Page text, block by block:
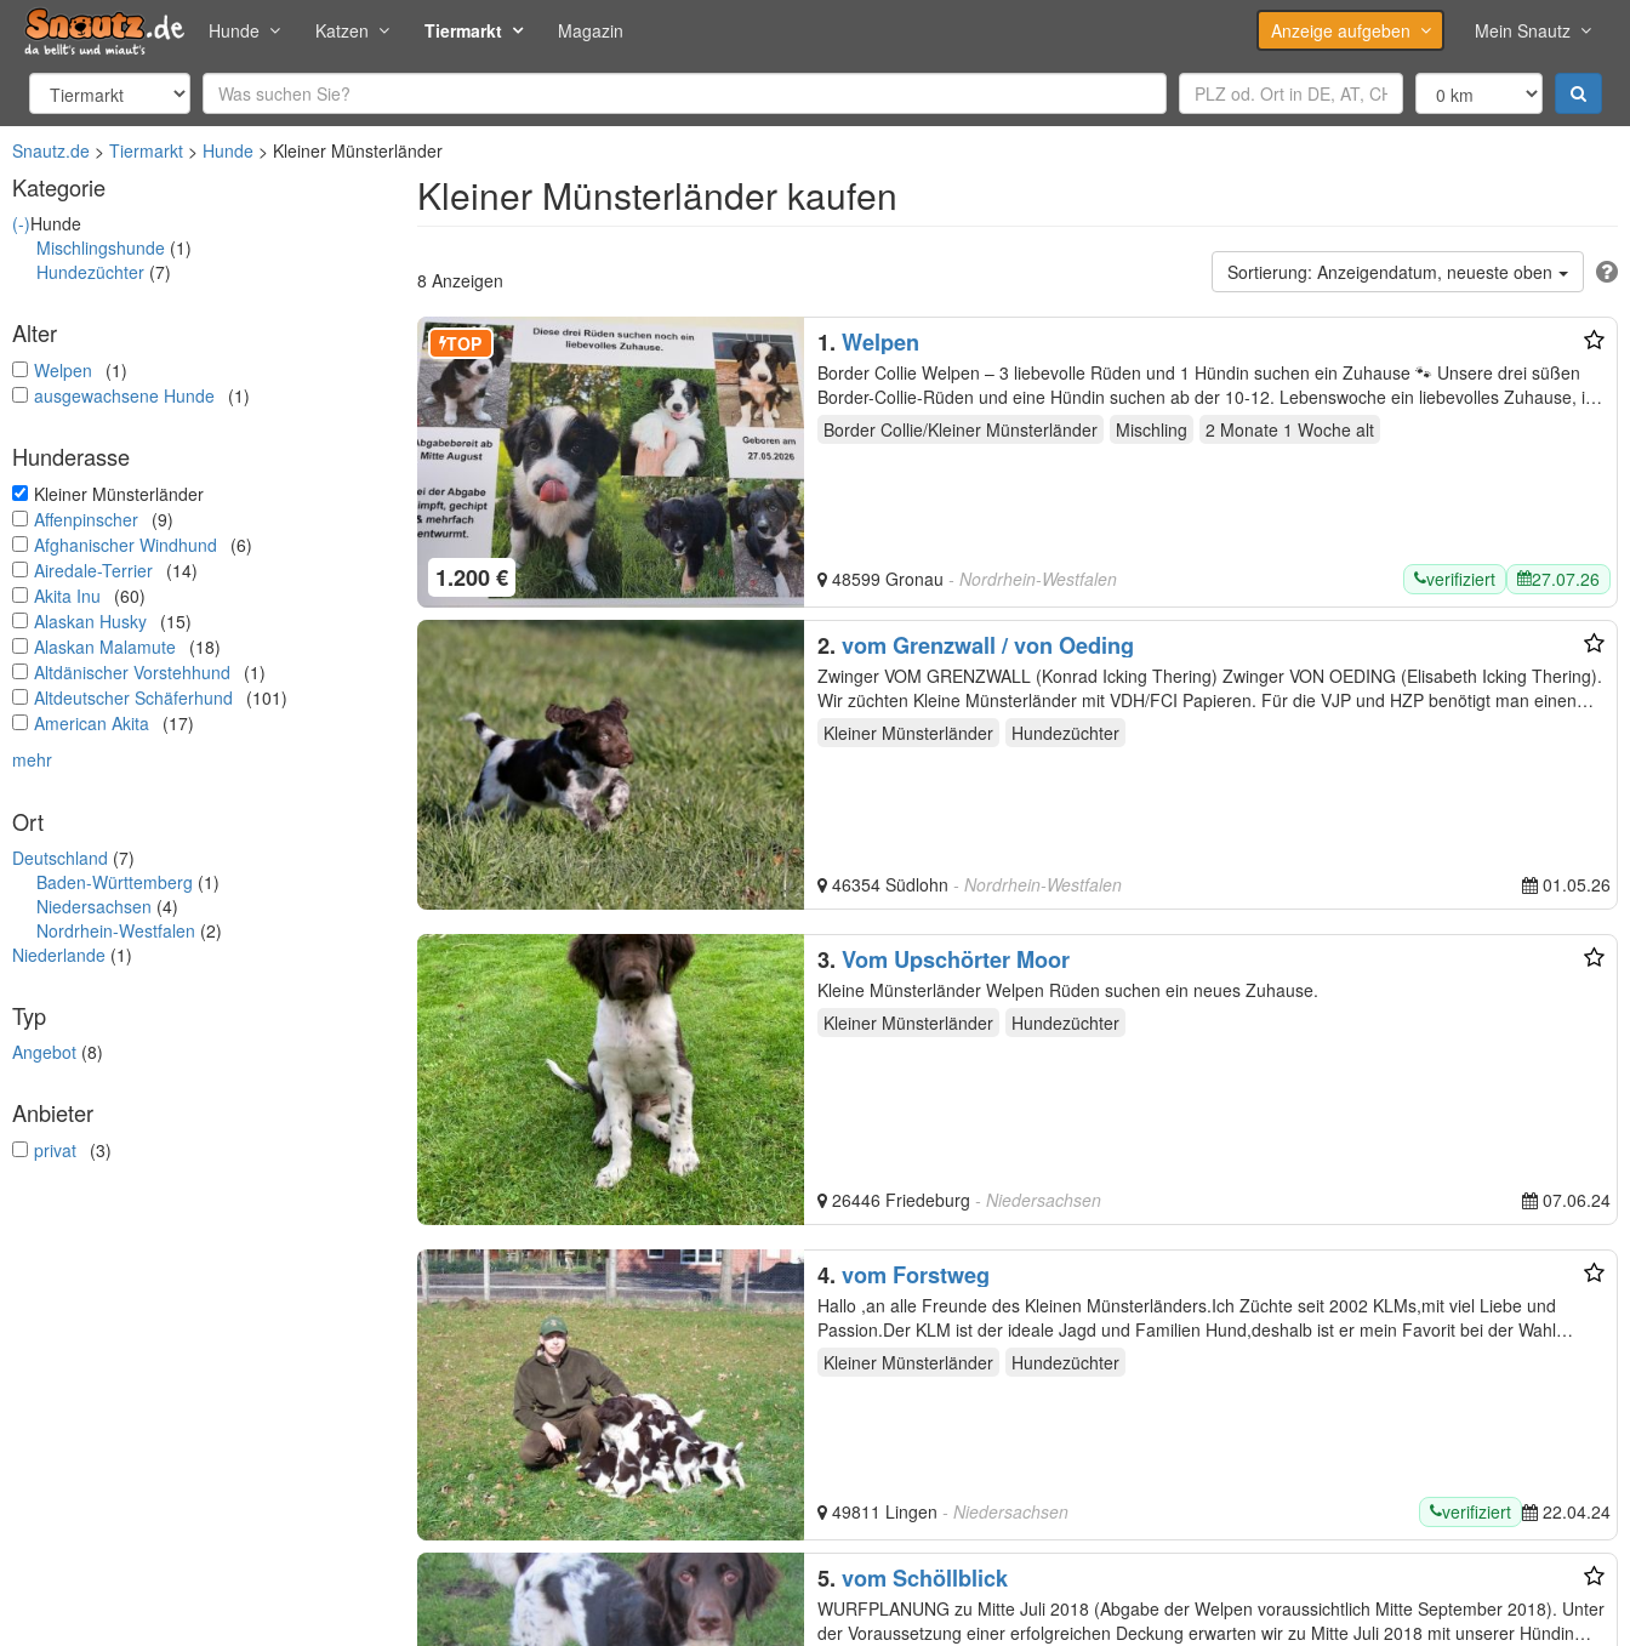
Hunde Katzen Tiermarkt Magazin Anzeige aufgeben Mein Snautz
Snautz.de Tiermarkt Hunde Kleiner Münsterländer
Kategorie
(-)Hunde
Mischlingshunde (1)
Hundezüchter (7)
Alter
undefined
Welpen
(1)
undefined
ausgewachsene Hunde (1)
Hunderasse
undefined
Kleiner Münsterländer
undefined
Affenpinscher (9)
undefined
Afghanischer Windhund
(6)
undefined
Airedale-Terrier (14)
undefined
Akita Inu
(60)
undefined
Alaskan Husky (15)
undefined
Alaskan Malamute (18)
undefined
Altdänischer Vorstehhund
(1)
undefined
Altdeutscher Schäferhund
(101)
undefined
American Akita (17)
mehr
Ort
Deutschland (7)
Baden-Württemberg (1)
Niedersachsen (4)
Nordrhein-Westfalen (2)
Niederlande (1)
Typ
Angebot (8)
Anbieter
undefined
privat (3)
Kleiner Münsterländer kaufen
Anzeigendatum, neueste oben
8 Anzeigen
1. Welpen
1.200 €
TOP
Border Collie Welpen – 3 liebevolle Rüden und 1 Hündin suchen ein Zuhause 🐾 Unsere drei süßen
Border-Collie-Rüden und eine Hündin suchen ab der 10-12. Lebenswoche ein liebevolles Zuhause, in
dem…
Border Collie/Kleiner Münsterländer Mischling 2 Monate 1 Woche alt
48599 Gronau - Nordrhein-Westfalen verifiziert 27.07.26
2. vom Grenzwall / von Oeding
Zwinger VOM GRENZWALL (Konrad Icking Thering) Zwinger VON OEDING (Elisabeth Icking Thering).
Wir züchten Kleine Münsterländer mit VDH/FCI Papieren. Für die VJP und HZP benötigt man einen…
Kleiner Münsterländer
Hundezüchter
46354 Südlohn - Nordrhein-Westfalen 01.05.26
3. Vom Upschörter Moor
Kleine Münsterländer Welpen Rüden suchen ein neues Zuhause.
Kleiner Münsterländer
Hundezüchter
26446 Friedeburg - Niedersachsen 07.06.24
4. vom Forstweg
Hallo ,an alle Freunde des Kleinen Münsterländers.Ich Züchte seit 2002 KLMs,mit viel Liebe und
Passion.Der KLM ist der ideale Jagd und Familien Hund,deshalb ist er mein Favorit bei der Wahl
meines…
Kleiner Münsterländer Hundezüchter
49811 Lingen - Niedersachsen verifiziert 22.04.24
5. vom Schöllblick
WURFPLANUNG zu Mitte Juli 2018 (Abgabe der Welpen voraussichtlich Mitte September 2018). Unter
der Voraussetzung einer erfolgreichen Deckung erwarten wir zu Mitte Juli 2018 mit unserer Hündin…